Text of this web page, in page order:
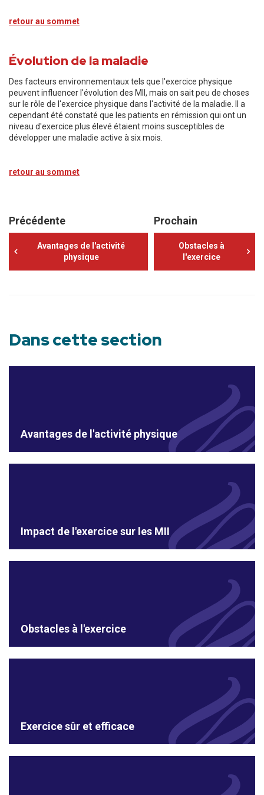
retour au sommet
Évolution de la maladie
Des facteurs environnementaux tels que l'exercice physique
peuvent influencer l'évolution des MII, mais on sait peu de choses
sur le rôle de l'exercice physique dans l'activité de la maladie. Il a
cependant été constaté que les patients en rémission qui ont un
niveau d'exercice plus élevé étaient moins susceptibles de
développer une maladie active à six mois.
retour au sommet
Précédente
Avantages de l'activité
physique
Prochain
Obstacles à
l'exercice
Dans cette section
Avantages de l'activité physique
Impact de l'exercice sur les MII
Obstacles à l'exercice
Exercice sûr et efficace